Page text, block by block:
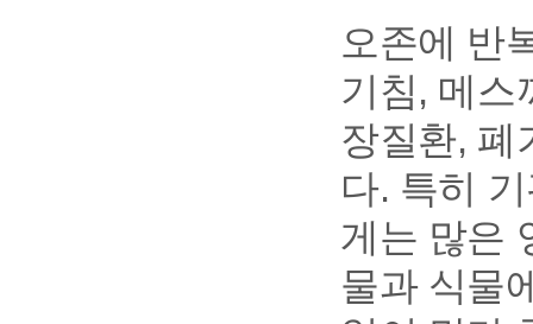
오존에 반
기침, 메스
장질환, 폐
다. 특히
게는 많은
물과 식물